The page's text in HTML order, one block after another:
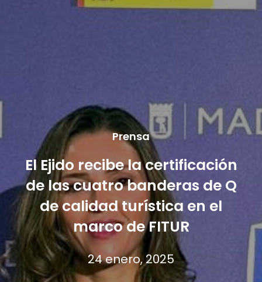
Prensa
El Ejido recibe la certificación
de las cuatro banderas de Q
de calidad turística en el
marco de FITUR
24 enero, 2025